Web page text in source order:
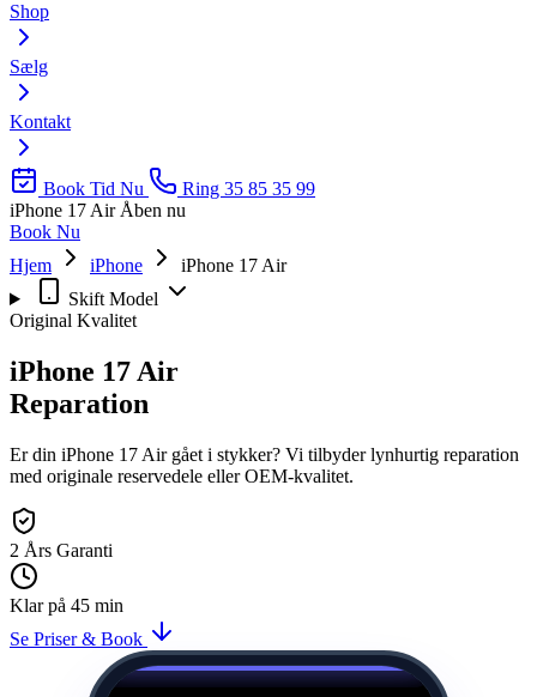
Shop
Sælg
Kontakt
Book Tid Nu
Ring 35 85 35 99
iPhone 17 Air Åben nu
Book Nu
Hjem
iPhone
iPhone 17 Air
Skift Model
Original Kvalitet
iPhone 17 Air
Reparation
Er din iPhone 17 Air gået i stykker? Vi tilbyder lynhurtig reparation
med originale reservedele eller OEM-kvalitet.
2 Års Garanti
Klar på 45 min
Se Priser & Book
Præcisionslaser reparation af iPhone 17 Air